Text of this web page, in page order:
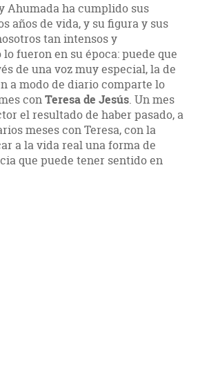
Ahumada ha cumplido sus
años de vida, y su figura y sus
tan intensos y
fueron en su época: puede que
de una voz muy especial, la de
a modo de diario comparte lo
conTeresa de Jesús. Un mes
el resultado de haber pasado, a
meses con Teresa, con la
a la vida real una forma de
que puede tener sentido en